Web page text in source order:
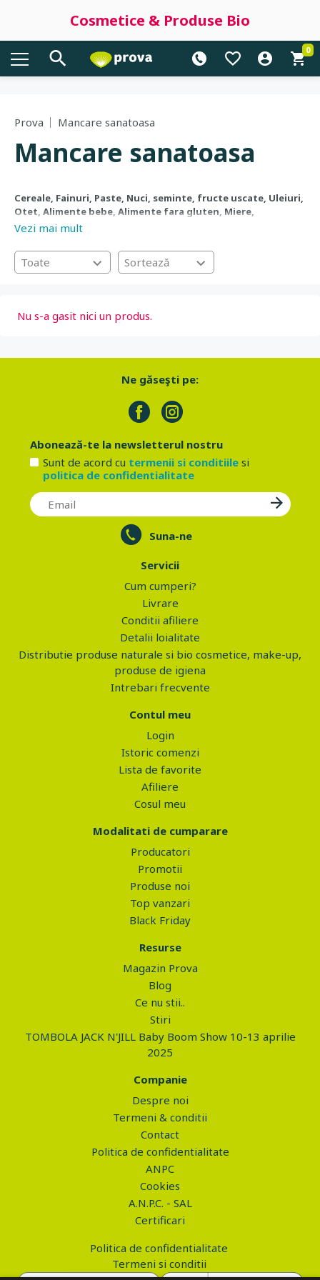
Cosmetice & Produse Bio
0
Prova Mancare sanatoasa
Mancare sanatoasa
Cereale, Fainuri, Paste, Nuci, seminte, fructe uscate, Uleiuri,
Otet, Alimente bebe, Alimente fara gluten, Miere,
indulcitori, Ceaiuri, cafea, cacao, Dulciuri, snacks, Sucuri,
Vezi mai mult
Toate Sortează
Nu s-a gasit nici un produs.
Ne găseşti pe:
Abonează-te la newsletterul nostru
Sunt de acord cu termenii si conditiilesi
politica de confidentialitate
Suna-ne
Servicii
Cum cumperi?
Livrare
Conditii afiliere
Detalii loialitate
Distributie produse naturale si bio cosmetice, make-up,
produse de igiena
Intrebari frecvente
Contul meu
Login
Istoric comenzi
Lista de favorite
Afiliere
Cosul meu
Modalitati de cumparare
Producatori
Promotii
Produse noi
Top vanzari
Black Friday
Resurse
Magazin Prova
Blog
Ce nu stii..
Stiri
TOMBOLA JACK N'JILL Baby Boom Show 10-13 aprilie
2025
Companie
Despre noi
Termeni & conditii
Contact
Politica de confidentialitate
ANPC
Cookies
A.N.P.C. - SAL
Certificari
Politica de confidentialitate
Termeni si conditii